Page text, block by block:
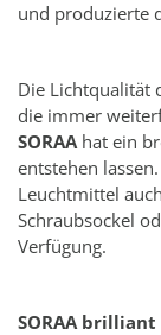
und produzierte
Die Lichtqualität
die immer
SORAAhat ein
entstehen
Leuchtmittel
Schraubsockel
Verfügung.
SORAA brilliant